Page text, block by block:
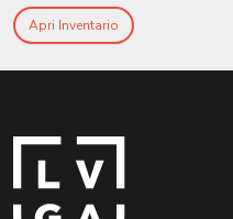
Apri Inventario